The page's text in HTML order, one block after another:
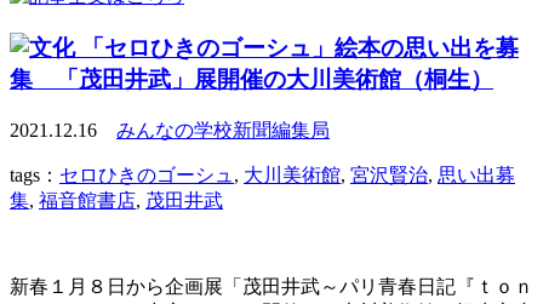
「セロひきのゴーシュ」絵本の思い出を募
集 「茂田井武」展開催の大川美術館（桐生）
2021.12.16 みんなの学校新聞編集局
tags： セロひきのゴーシュ , 大川美術館, 宮沢賢治, 思い出募
集, 福音館書店, 茂田井武
新春１月８日から企画展「茂田井武～パリ青春日記『ｔｏｎ